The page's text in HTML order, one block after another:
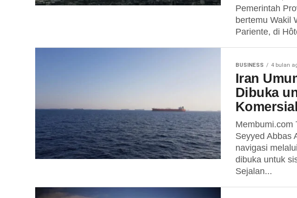
Pemerintah
bertemu Wakil
Pariente, di
BUSINESS 4 bulan
Iran
Dibuka
Komersial
Membumi.com
Seyyed Abbas
navigasi
dibuka untuk
Sejalan...